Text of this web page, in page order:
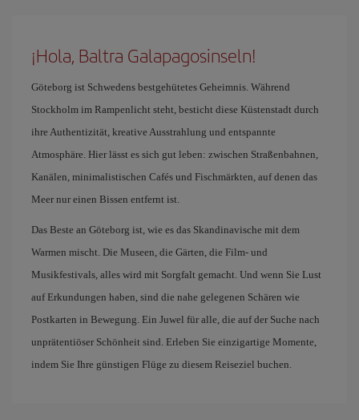
¡Hola, Baltra Galapagosinseln!
Göteborg ist Schwedens bestgehütetes Geheimnis. Während
Stockholm im Rampenlicht steht, besticht diese Küstenstadt durch
ihre Authentizität, kreative Ausstrahlung und entspannte
Atmosphäre. Hier lässt es sich gut leben: zwischen Straßenbahnen,
Kanälen, minimalistischen Cafés und Fischmärkten, auf denen das
Meer nur einen Bissen entfernt ist.
Das Beste an Göteborg ist, wie es das Skandinavische mit dem
Warmen mischt. Die Museen, die Gärten, die Film- und
Musikfestivals, alles wird mit Sorgfalt gemacht. Und wenn Sie Lust
auf Erkundungen haben, sind die nahe gelegenen Schären wie
Postkarten in Bewegung. Ein Juwel für alle, die auf der Suche nach
unprätentiöser Schönheit sind. Erleben Sie einzigartige Momente,
indem Sie Ihre günstigen Flüge zu diesem Reiseziel buchen.